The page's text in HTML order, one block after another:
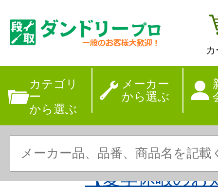
カテゴリ
ー
から選ぶ
メーカー
から選ぶ
【夏季休暇のお